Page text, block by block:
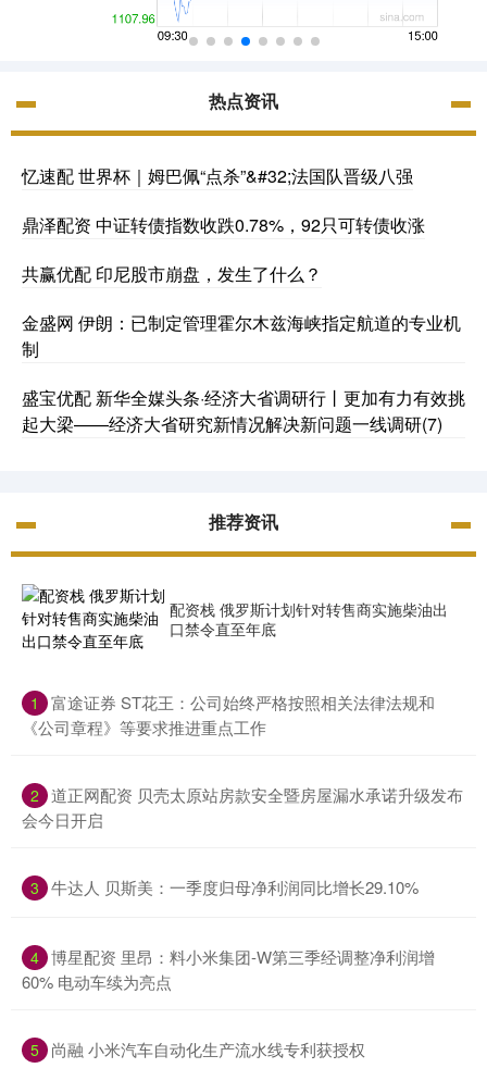
热点资讯
忆速配 世界杯｜姆巴佩“点杀”&#32;法国队晋级八强
鼎泽配资 中证转债指数收跌0.78%，92只可转债收涨
共赢优配 印尼股市崩盘，发生了什么？
金盛网 伊朗：已制定管理霍尔木兹海峡指定航道的专业机
制
盛宝优配 新华全媒头条·经济大省调研行丨更加有力有效挑
起大梁——经济大省研究新情况解决新问题一线调研(7)
推荐资讯
配资栈 俄罗斯计划针对转售商实施柴油出
口禁令直至年底
1
​富途证券 ST花王：公司始终严格按照相关法律法规和
《公司章程》等要求推进重点工作
2 ​道正网配资 贝壳太原站房款安全暨房屋漏水承诺升级发布
会今日开启
3 ​牛达人 贝斯美：一季度归母净利润同比增长29.10%
4 ​博星配资 里昂：料小米集团-W第三季经调整净利润增
60% 电动车续为亮点
5 ​尚融 小米汽车自动化生产流水线专利获授权